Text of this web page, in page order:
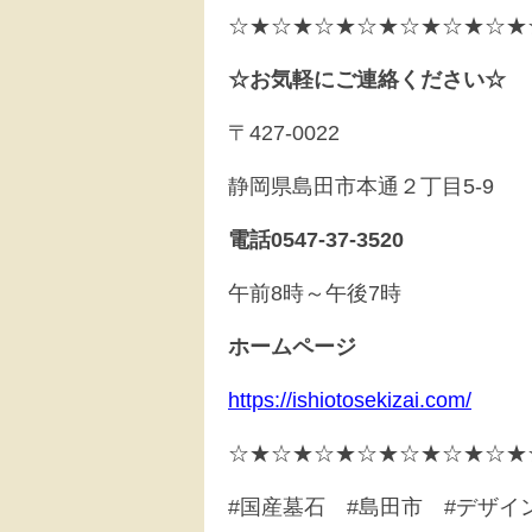
☆お気軽にご連絡ください☆
〒427-0022
静岡県島田市本通２丁目5-9
電話0547-37-3520
午前8時～午後7時
ホームページ
https://ishiotosekizai.com/
#国産墓石 #島田市 #デザイ